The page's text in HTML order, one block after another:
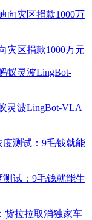
灾区捐款1000万元
灵波LingBot-VLA
测试：9毛钱就能生